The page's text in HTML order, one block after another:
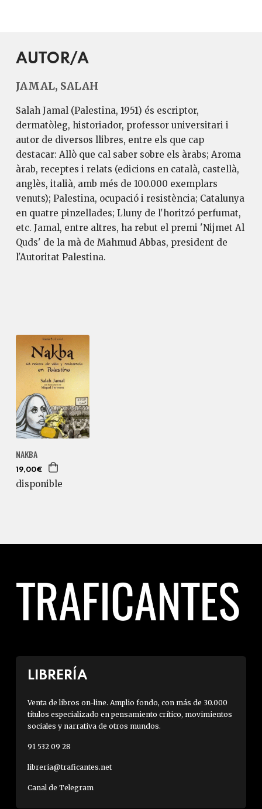
AUTOR/A
JAMAL, SALAH
Salah Jamal (Palestina, 1951) és escriptor,
dermatòleg, historiador, professor universitari i
autor de diversos llibres, entre els que cap
destacar: Allò que cal saber sobre els àrabs; Aroma
àrab, receptes i relats (edicions en català, castellà,
anglès, italià, amb més de 100.000 exemplars
venuts); Palestina, ocupació i resistència; Catalunya
en quatre pinzellades; Lluny de l'horitzó perfumat,
etc. Jamal, entre altres, ha rebut el premi 'Nijmet Al
Quds' de la mà de Mahmud Abbas, president de
l'Autoritat Palestina.
NAKBA
19,00€
disponible
LIBRERÍA
Venta de libros on-line. Amplio fondo, con más de 30.000
títulos especializado en pensamiento crítico, movimientos
sociales y narrativa de otros mundos.
91 532 09 28
libreria@traficantes.net
Canal de Telegram